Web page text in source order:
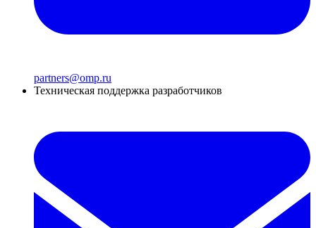
partners@omp.ru
Техническая поддержка разработчиков